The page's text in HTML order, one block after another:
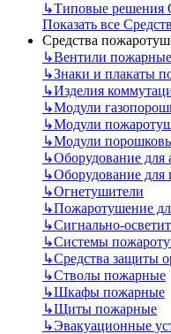
↳Типовые
Показать все
Средства
↳Вентили пожарные
↳Знаки и плакаты
↳Изделия
↳Модули
↳Модули
↳Модули
↳Оборудование для
↳Оборудование для
↳Огнетушители
↳Пожаротушение
↳Сигнально-
↳Системы
↳Средства защиты
↳Стволы пожарные
↳Шкафы пожарные
↳Щиты пожарные
↳Эвакуационные